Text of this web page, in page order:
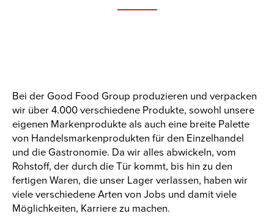
Bei der Good Food Group produzieren und verpacken
wir über 4.000 verschiedene Produkte, sowohl unsere
eigenen Markenprodukte als auch eine breite Palette
von Handelsmarkenprodukten für den Einzelhandel
und die Gastronomie. Da wir alles abwickeln, vom
Rohstoff, der durch die Tür kommt, bis hin zu den
fertigen Waren, die unser Lager verlassen, haben wir
viele verschiedene Arten von Jobs und damit viele
Möglichkeiten, Karriere zu machen.